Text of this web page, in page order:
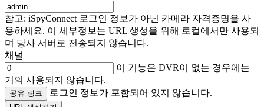
참고: iSpyConnect 로그인 정보가 아닌 카메라 자격증명을 사
용하세요. 이 세부정보는 URL 생성을 위해 로컬에서만 사용되
며 당사 서버로 전송되지 않습니다.
채널
이 기능은 DVR이 없는 경우에는
거의 사용되지 않습니다.
공유 링크 로그인 정보가 포함되어 있지 않습니다.